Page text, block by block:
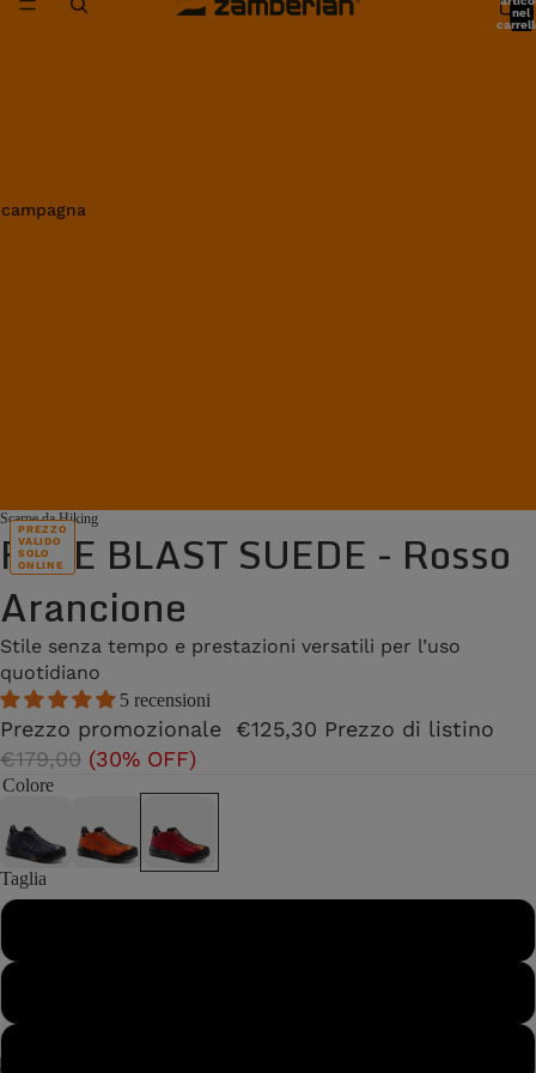
nel
PREZZO
VALIDO
SOLO
ONLINE
Scarpe da Hiking
FREE BLAST SUEDE - Rosso
Arancione
Stile senza tempo e prestazioni versatili per l’uso
quotidiano
5 recensioni
Prezzo promozionale €125,30 Prezzo di listino
€179,00 (30% OFF)
Colore
Taglia